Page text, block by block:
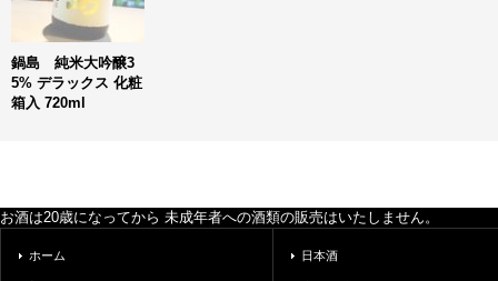
鍋島 純米大吟醸3
5% デラックス 化粧
箱入 720ml
お酒は20歳になってから 未成年者への酒類の販売はいたしません。
ホーム 日本酒